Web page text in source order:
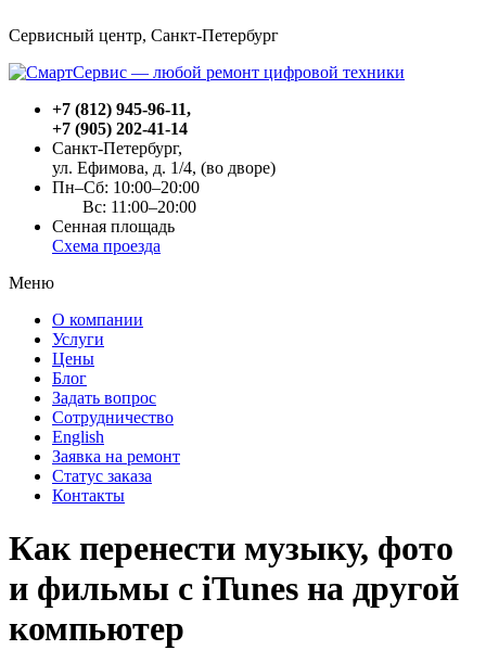
Сервисный центр, Cанкт-Петербург
+7 (812) 945-96-11,
+7 (905) 202-41-14
Санкт-Петербург,
ул. Ефимова, д. 1/4, (во дворе)
Пн–Сб: 10:00–20:00
Вс: 11:00–20:00
Сенная площадь
Схема проезда
Меню
О компании
Услуги
Цены
Блог
Задать вопрос
Сотрудничество
English
Заявка на ремонт
Статус заказа
Контакты
Как перенести музыку, фото
и фильмы с iTunes на другой
компьютер